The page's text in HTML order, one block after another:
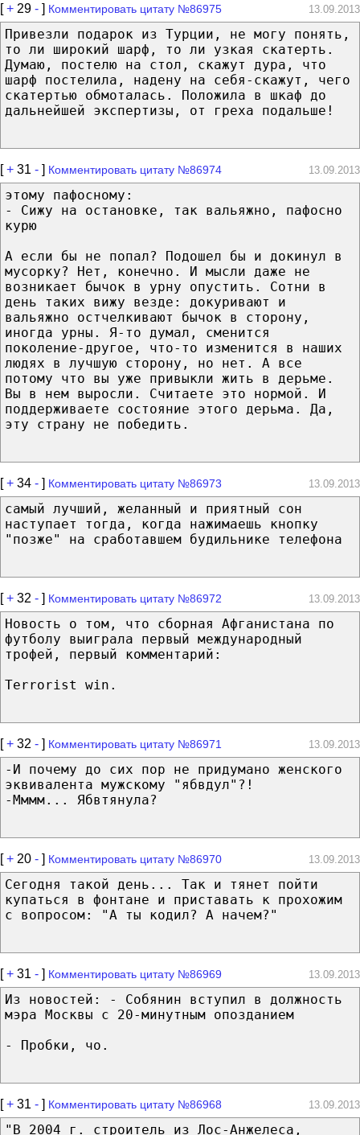
[+ 29 - ] Комментировать цитату №86975 13.09.2013
Привезли подарок из Турции, не могу понять,
то ли широкий шарф, то ли узкая скатерть.
Думаю, постелю на стол, скажут дура, что
шарф постелила, надену на себя-скажут, чего
скатертью обмоталась. Положила в шкаф до
дальнейшей экспертизы, от греха подальше!
[+ 31 - ] Комментировать цитату №86974 13.09.2013
этому пафосному:
- Сижу на остановке, так вальяжно, пафосно
курю
А если бы не попал? Подошел бы и докинул в
мусорку? Нет, конечно. И мысли даже не
возникает бычок в урну опустить. Сотни в
день таких вижу везде: докуривают и
вальяжно остчелкивают бычок в сторону,
иногда урны. Я-то думал, сменится
поколение-другое, что-то изменится в наших
людях в лучшую сторону, но нет. А все
потому что вы уже привыкли жить в дерьме.
Вы в нем выросли. Считаете это нормой. И
поддерживаете состояние этого дерьма. Да,
эту страну не победить.
[+ 34 - ] Комментировать цитату №86973 13.09.2013
самый лучший, желанный и приятный сон
наступает тогда, когда нажимаешь кнопку
"позже" на сработавшем будильнике телефона
[+ 32 - ] Комментировать цитату №86972 13.09.2013
Новость о том, что сборная Афганистана по
футболу выиграла первый международный
трофей, первый комментарий:
Terrorist win.
[+ 32 - ] Комментировать цитату №86971 13.09.2013
-И почему до сих пор не придумано женского
эквивалента мужскому "ябвдул"?!
-Мммм... Ябвтянула?
[+ 20 - ] Комментировать цитату №86970 13.09.2013
Сегодня такой день... Так и тянет пойти
купаться в фонтане и приставать к прохожим
с вопросом: "А ты кодил? А начем?"
[+ 31 - ] Комментировать цитату №86969 13.09.2013
Из новостей: - Собянин вступил в должность
мэра Москвы с 20-минутным опозданием
- Пробки, чо.
[+ 31 - ] Комментировать цитату №86968 13.09.2013
"В 2004 г. строитель из Лос-Анжелеса,